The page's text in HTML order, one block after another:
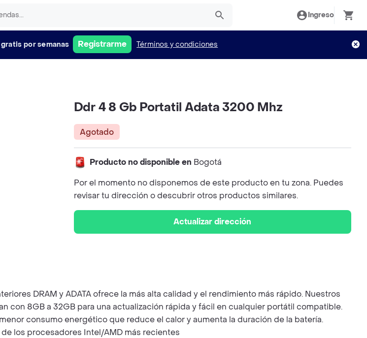
Ingreso
por semanas Registrarme Términos y condiciones
Ddr 4 8 Gb Portatil Adata 3200 Mhz
Agotado
Producto no disponible en Bogotá
Por el momento no disponemos de este producto en tu zona. Puedes
revisar tu dirección o descubrir otros productos similares.
Actualizar dirección
DRAM y ADATA ofrece la más alta calidad y el rendimiento más rápido. Nuestros
con 8GB a 32GB para una actualización rápida y fácil en cualquier portátil compatible.
consumo energético que reduce el calor y aumenta la duración de la batería.
los procesadores Intel/AMD más recientes